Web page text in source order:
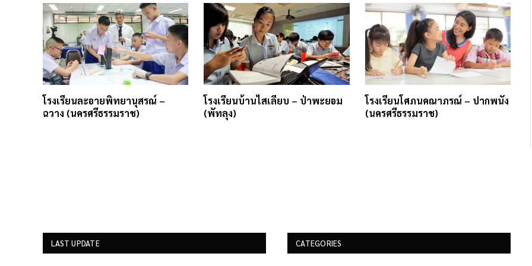
โรงเรียนละอายพิทยานุสรณ์ –
ฉวาง (นครศรีธรรมราช)
โรงเรียนบ้านไสเลียบ – ป่าพะยอม
(พัทลุง)
โรงเรียนโศภนคณาภรณ์ – ปากพนัง
(นครศรีธรรมราช)
LAST UPDATE CATEGORIES